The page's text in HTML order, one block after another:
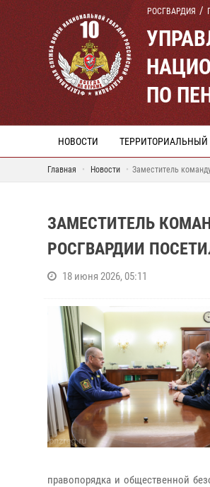
РОСГВАРДИЯ
ПО
НОВОСТИ ТЕРРИТОРИАЛЬНЫЙ
Главная Новости Заместитель
ЗАМЕСТИТЕЛЬ
РОСГВАРДИИ
18 июня 2026, 05:11
правопорядка и общественной